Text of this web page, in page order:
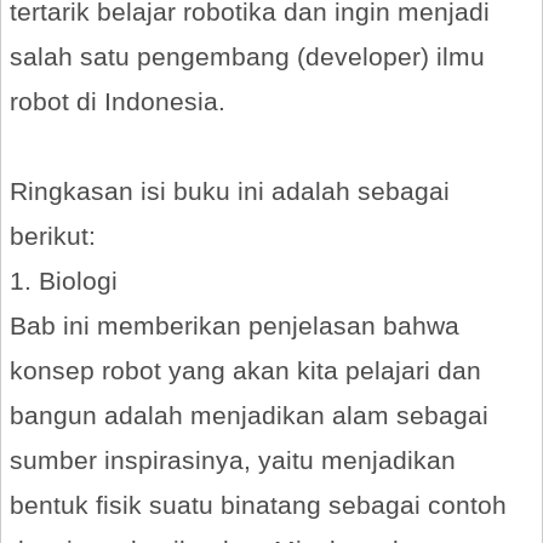
tertarik belajar robotika dan ingin menjadi
salah satu pengembang (developer) ilmu
robot di Indonesia.
Ringkasan isi buku ini adalah sebagai
berikut:
1. Biologi
Bab ini memberikan penjelasan bahwa
konsep robot yang akan kita pelajari dan
bangun adalah menjadikan alam sebagai
sumber inspirasinya, yaitu menjadikan
bentuk fisik suatu binatang sebagai contoh